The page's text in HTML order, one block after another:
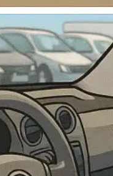
Mondeo MK4
C Class W203
C Class W204
W203
W204
W211
Sprinter
B5
B5 5
B6
B7
B8
CC